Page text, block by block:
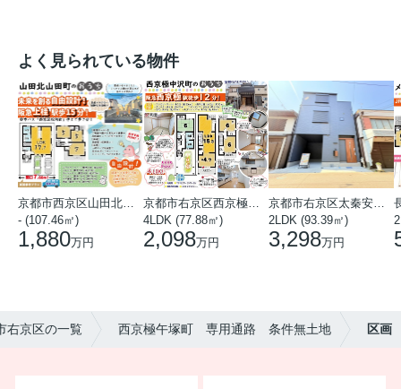
よく見られている物件
- (107.46㎡)
1,880万円
4LDK (77.88㎡)
2,098万円
2LDK (93.39㎡)
3,298万円
右京区の一覧 西京極午塚町 専用通路 条件無土地 区画